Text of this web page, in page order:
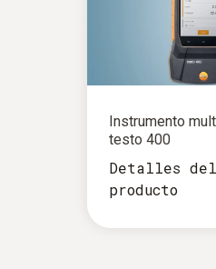
Instrumento
testo 400
Detalles del
producto